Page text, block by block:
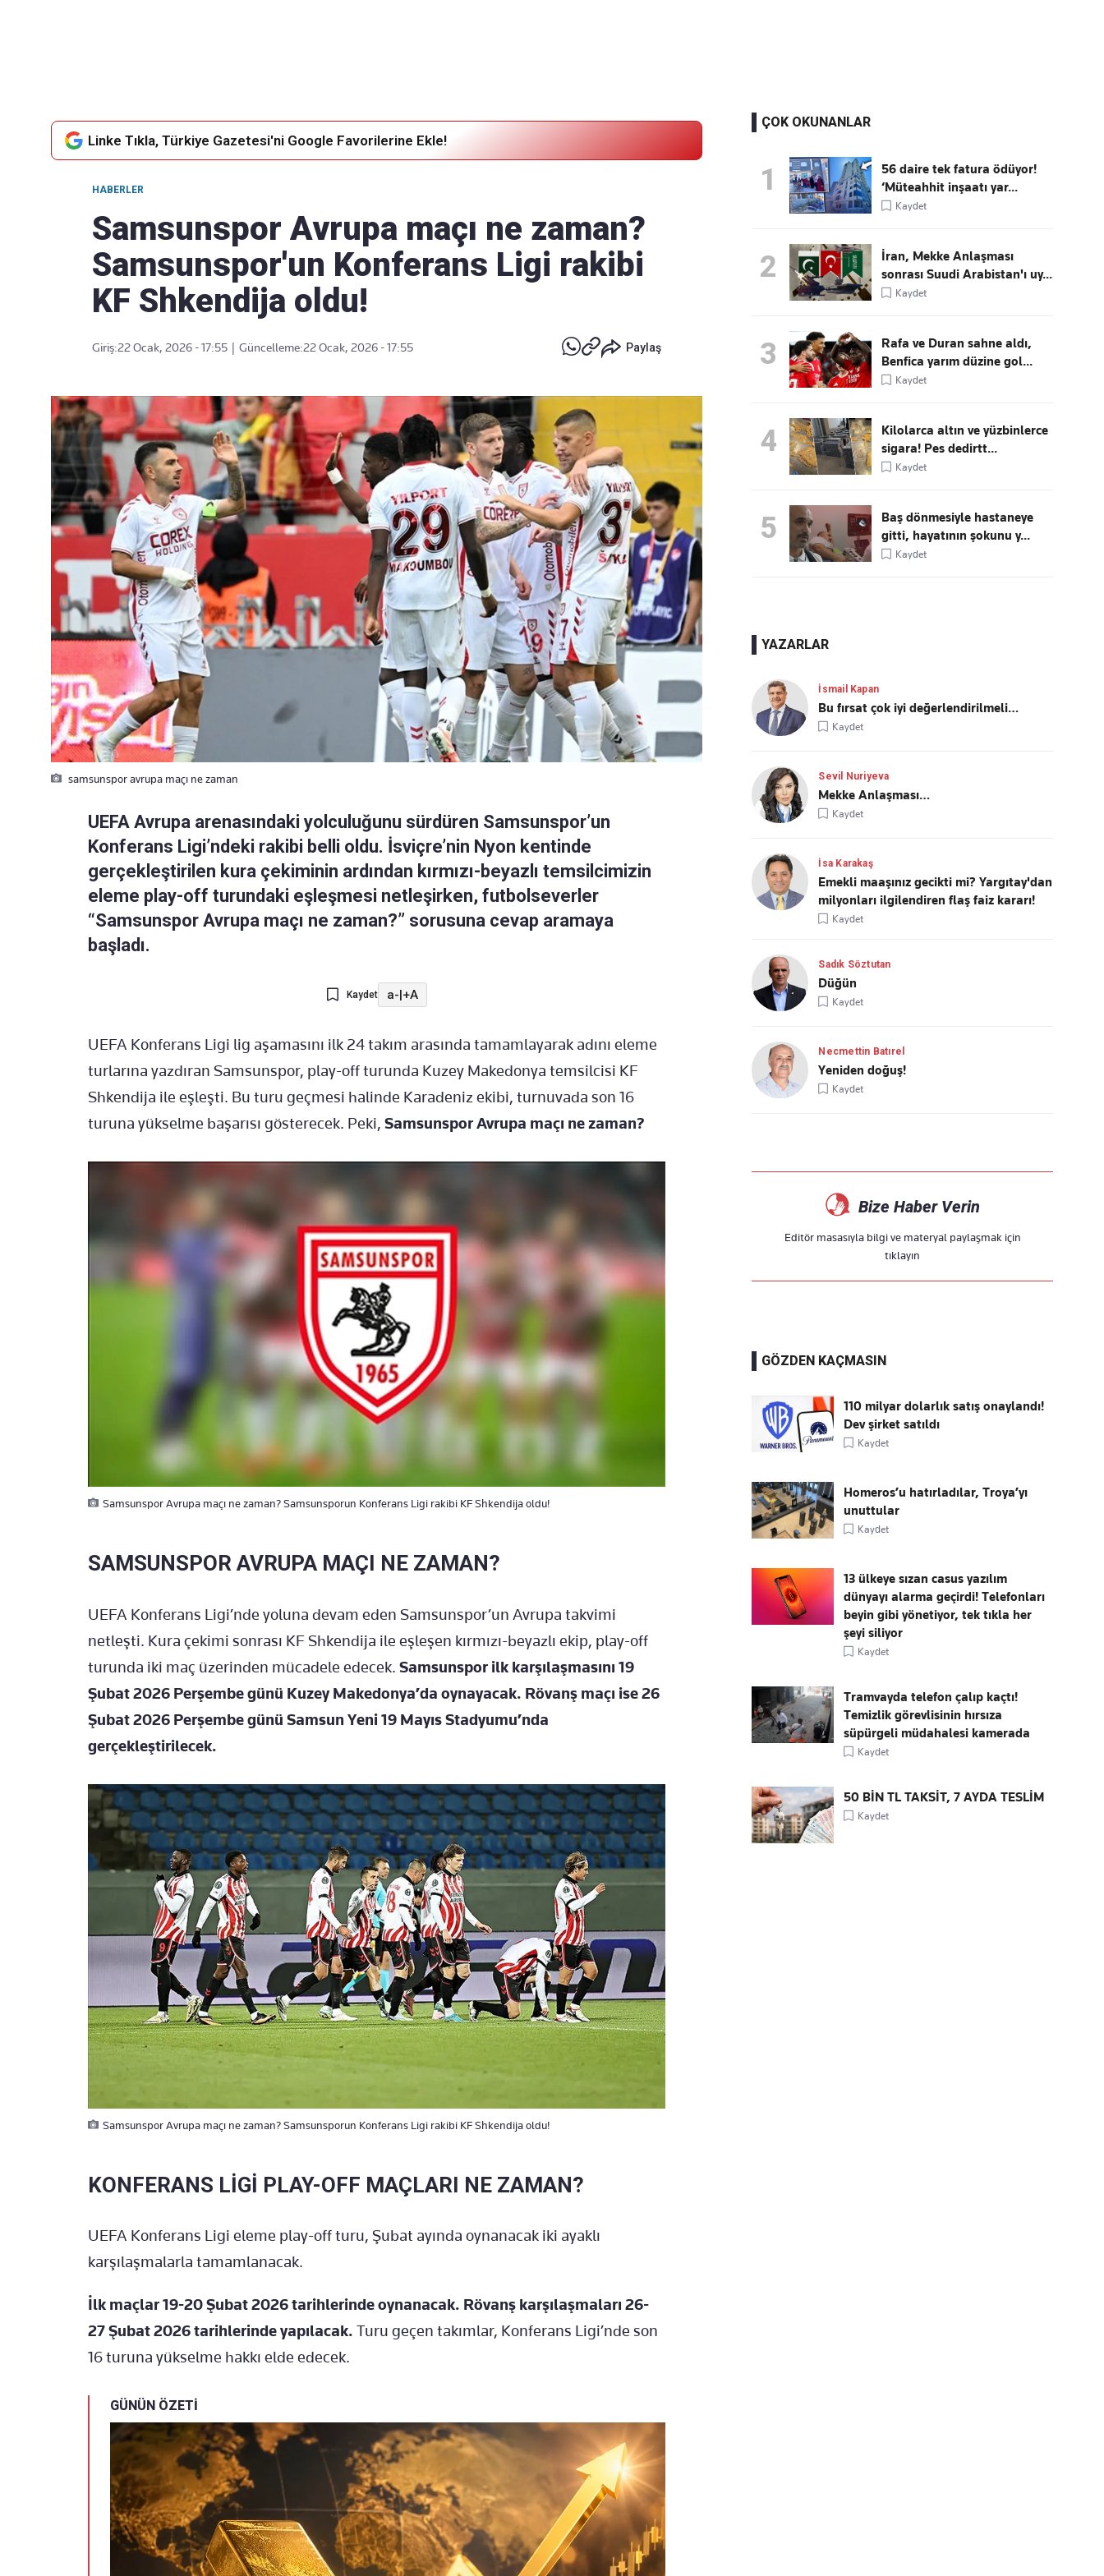
Linke Tıkla, Türkiye Gazetesi'ni Google Favorilerine Ekle!
HABERLER
Samsunspor Avrupa maçı ne zaman?
Samsunspor'un Konferans Ligi rakibi
KF Shkendija oldu!
Giriş:22 Ocak, 2026 - 17:55 Güncelleme:22 Ocak, 2026 - 17:55 Paylaş
samsunspor avrupa maçı ne zaman
UEFA Avrupa arenasındaki yolculuğunu sürdüren Samsunspor’un
Konferans Ligi’ndeki rakibi belli oldu. İsviçre’nin Nyon kentinde
gerçekleştirilen kura çekiminin ardından kırmızı-beyazlı temsilcimizin
eleme play-off turundaki eşleşmesi netleşirken, futbolseverler
“Samsunspor Avrupa maçı ne zaman?” sorusuna cevap aramaya
başladı.
Kaydet a-|+A
UEFA Konferans Ligi lig aşamasını ilk 24 takım arasında tamamlayarak adını eleme
turlarına yazdıran Samsunspor, play-off turunda Kuzey Makedonya temsilcisi KF
Shkendija ile eşleşti. Bu turu geçmesi halinde Karadeniz ekibi, turnuvada son 16
turuna yükselme başarısı gösterecek. Peki, Samsunspor Avrupa maçı ne zaman?
Samsunspor Avrupa maçı ne zaman? Samsunsporun Konferans Ligi rakibi KF Shkendija oldu!
SAMSUNSPOR AVRUPA MAÇI NE ZAMAN?
UEFA Konferans Ligi’nde yoluna devam eden Samsunspor’un Avrupa takvimi
netleşti. Kura çekimi sonrası KF Shkendija ile eşleşen kırmızı-beyazlı ekip, play-off
turunda iki maç üzerinden mücadele edecek. Samsunspor ilk karşılaşmasını 19
Şubat 2026 Perşembe günü Kuzey Makedonya’da oynayacak. Rövanş maçı ise 26
Şubat 2026 Perşembe günü Samsun Yeni 19 Mayıs Stadyumu’nda
gerçekleştirilecek.
Samsunspor Avrupa maçı ne zaman? Samsunsporun Konferans Ligi rakibi KF Shkendija oldu!
KONFERANS LİGİ PLAY-OFF MAÇLARI NE ZAMAN?
UEFA Konferans Ligi eleme play-off turu, Şubat ayında oynanacak iki ayaklı
karşılaşmalarla tamamlanacak.
İlk maçlar 19-20 Şubat 2026 tarihlerinde oynanacak. Rövanş karşılaşmaları 26-
27 Şubat 2026 tarihlerinde yapılacak. Turu geçen takımlar, Konferans Ligi’nde son
16 turuna yükselme hakkı elde edecek.
GÜNÜN ÖZETİ
ÇOK OKUNANLAR
1
56 daire tek fatura ödüyor!
‘Müteahhit inşaatı yar...
Kaydet
2
İran, Mekke Anlaşması
sonrası Suudi Arabistan'ı uy...
Kaydet
3
Rafa ve Duran sahne aldı,
Benfica yarım düzine gol...
Kaydet
4
Kilolarca altın ve yüzbinlerce
sigara! Pes dedirtt...
Kaydet
5
Baş dönmesiyle hastaneye
gitti, hayatının şokunu y...
Kaydet
YAZARLAR
İsmail Kapan
Bu fırsat çok iyi değerlendirilmeli…
Kaydet
Sevil Nuriyeva
Mekke Anlaşması…
Kaydet
İsa Karakaş
Emekli maaşınız gecikti mi? Yargıtay'dan
milyonları ilgilendiren flaş faiz kararı!
Kaydet
Sadık Söztutan
Düğün
Kaydet
Necmettin Batırel
Yeniden doğuş!
Kaydet
Bize Haber Verin
Editör masasıyla bilgi ve materyal paylaşmak için
tıklayın
GÖZDEN KAÇMASIN
110 milyar dolarlık satış onaylandı!
Dev şirket satıldı
Kaydet
Homeros’u hatırladılar, Troya’yı
unuttular
Kaydet
13 ülkeye sızan casus yazılım
dünyayı alarma geçirdi! Telefonları
beyin gibi yönetiyor, tek tıkla her
şeyi siliyor
Kaydet
Tramvayda telefon çalıp kaçtı!
Temizlik görevlisinin hırsıza
süpürgeli müdahalesi kamerada
Kaydet
50 BİN TL TAKSİT, 7 AYDA TESLİM
Kaydet